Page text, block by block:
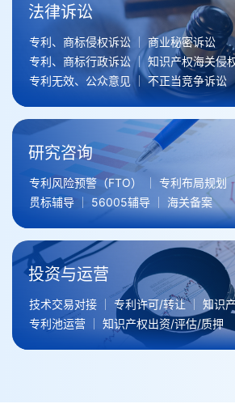
法律诉讼
专利、商标侵权诉讼
商业秘密诉讼
专利、商标行政诉讼
知识产权海关侵
专利无效、公众意见
不正当竞争诉讼
研究咨询
专利风险预警（FTO） 专利布局规划
贯标辅导
56005辅导 海关备案
投资与运营
技术交易对接 专利许可/转让
知识
专利池运营
知识产权出资/评估/质押